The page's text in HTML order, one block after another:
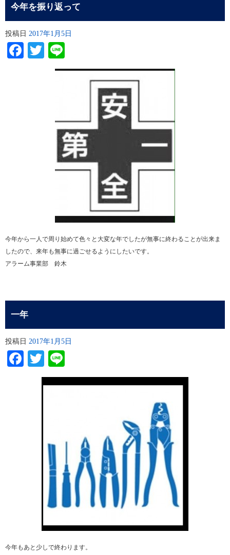
今年を振り返って
投稿日 2017年1月5日
Facebook
Twitter
今年から一人で周り始めて色々と大変な年でしたが無事に終わることが出来ま
したので、来年も無事に過ごせるようにしたいです。
アラーム事業部 鈴木
一年
投稿日 2017年1月5日
Facebook
Twitter
今年もあと少しで終わります。